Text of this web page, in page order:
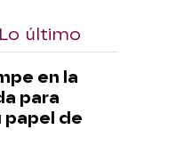
Lo último
en la
para
papel de